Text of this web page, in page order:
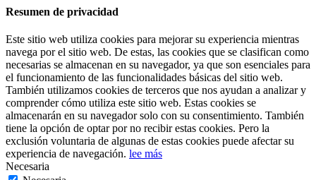
Resumen de privacidad
Este sitio web utiliza cookies para mejorar su experiencia mientras
navega por el sitio web. De estas, las cookies que se clasifican como
necesarias se almacenan en su navegador, ya que son esenciales para
el funcionamiento de las funcionalidades básicas del sitio web.
También utilizamos cookies de terceros que nos ayudan a analizar y
comprender cómo utiliza este sitio web. Estas cookies se
almacenarán en su navegador solo con su consentimiento. También
tiene la opción de optar por no recibir estas cookies. Pero la
exclusión voluntaria de algunas de estas cookies puede afectar su
experiencia de navegación. lee más
Necesaria